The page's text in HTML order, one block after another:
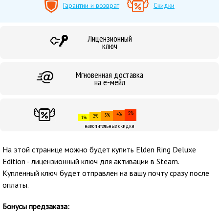
Гарантии и возврат Скидки
Лицензионный
ключ
Мгновенная доставка
на е-мейл
1% 2% 3% 4% 5%
накопительные скидки
На этой странице можно будет купить Elden Ring Deluxe
Edition - лицензионный ключ для активации в Steam.
Купленный ключ будет отправлен на вашу почту сразу после
оплаты.
Бонусы предзаказа: